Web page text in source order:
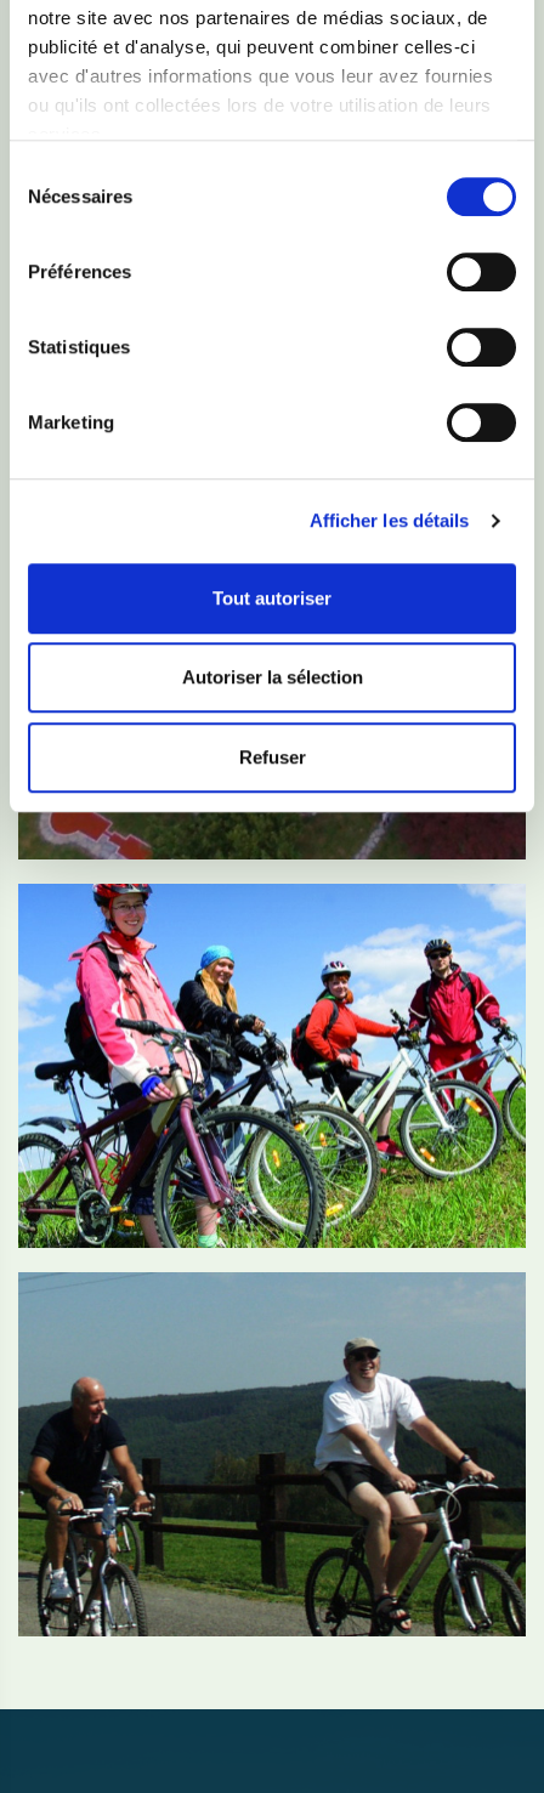
notre site avec nos partenaires de médias sociaux, de
publicité et d'analyse, qui peuvent combiner celles-ci
avec d'autres informations que vous leur avez fournies
ou qu'ils ont collectées lors de votre utilisation de leurs
Nécessaires
Préférences
Statistiques
Marketing
Afficher les détails
Tout autoriser
Autoriser la sélection
Refuser